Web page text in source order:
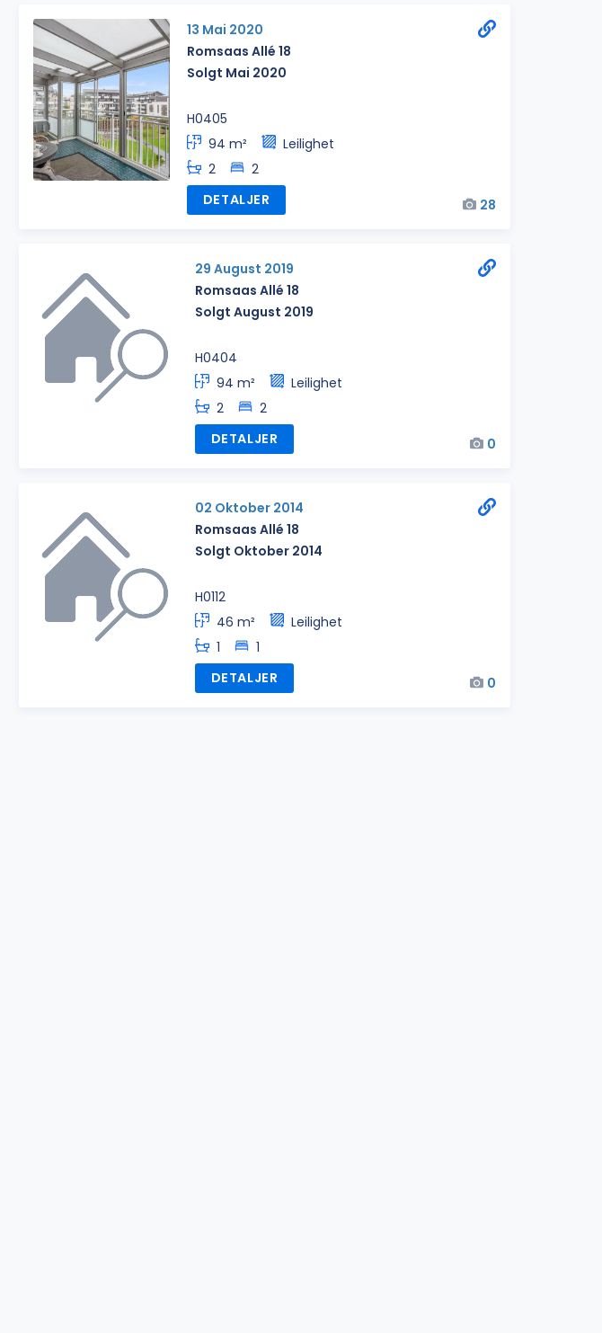
13 Mai 2020
Romsaas Allé 18
Solgt Mai 2020
H0405
94 m²
Leilighet
2
2
DETALJER
28
29 August 2019
Romsaas Allé 18
Solgt August 2019
H0404
94 m²
Leilighet
2
2
DETALJER
0
02 Oktober 2014
Romsaas Allé 18
Solgt Oktober 2014
H0112
46 m²
Leilighet
1
1
DETALJER
0